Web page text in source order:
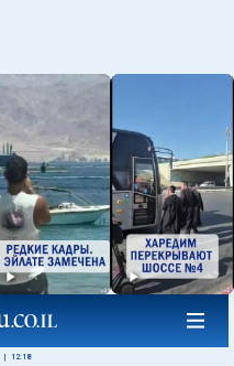
12:18